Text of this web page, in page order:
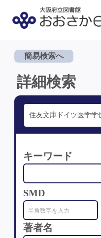
簡易検索へ
詳細検索
キーワード
SMD
著者名